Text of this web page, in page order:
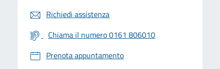
Richiedi assistenza
Chiama il numero 0161 806010
Prenota appuntamento